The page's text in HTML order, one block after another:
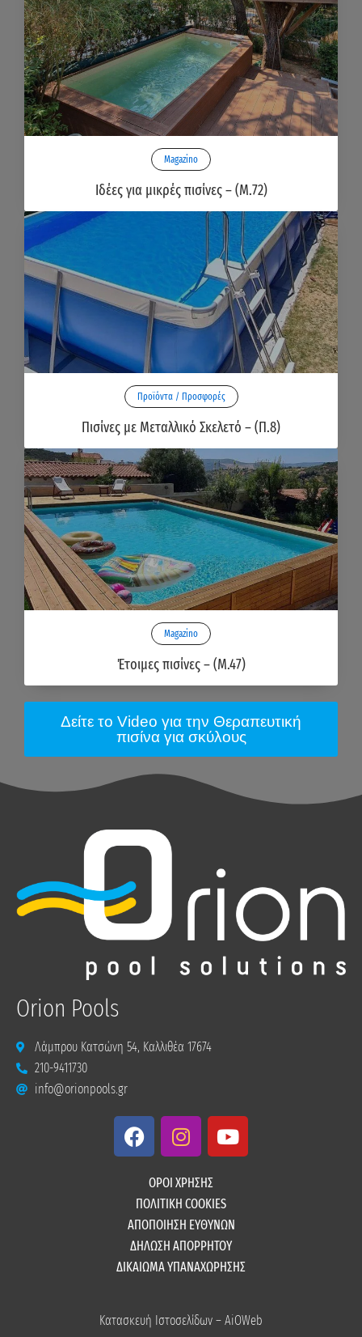
Magazino
Ιδέες για μικρές πισίνες – (Μ.72)
Προϊόντα / Προσφορές
Πισίνες με Μεταλλικό Σκελετό – (Π.8)
Magazino
Έτοιμες πισίνες – (M.47)
Δείτε το Video για την Θεραπευτική
πισίνα για σκύλους
Orion Pools
Λάμπρου Κατσώνη 54, Καλλιθέα 17674
210-9411730
info@orionpools.gr
F
a
b
o
o
k
I
n
t
a
g
r
a
Y
o
b
e
ΟΡΟΙ ΧΡΗΣΗΣ
ΠΟΛΙΤΙΚΗ COOKIES
ΑΠΟΠΟΙΗΣΗ ΕΥΘΥΝΩΝ
ΔΗΛΩΣΗ ΑΠΟΡΡΗΤΟΥ
ΔΙΚΑΙΩΜΑ ΥΠΑΝΑΧΩΡΗΣΗΣ
Κατασκευή Ιστοσελίδων – AiOWeb